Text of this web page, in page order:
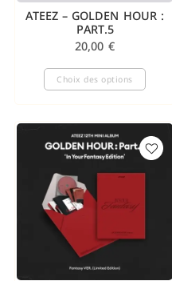
ATEEZ – GOLDEN HOUR :
PART.5
20,00 €
Choix des options